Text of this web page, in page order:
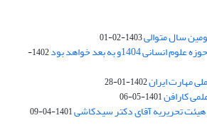
سال متوالی1403-02-01
1404و به بعد خواهد بود
1402-
مهارت ایران1402-01-28
کارافن1401-05-06
تحریریه آقای دکتر سیدکاشی1401-04-09